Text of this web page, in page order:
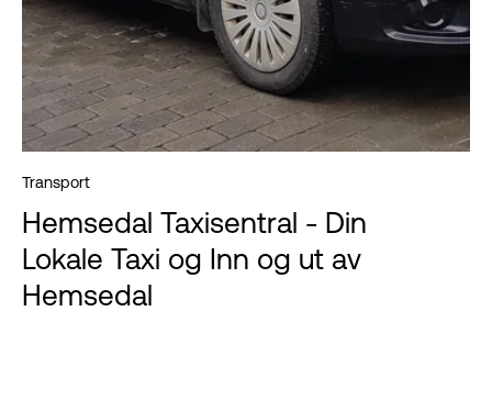
Transport
Hemsedal Taxisentral - Din
Lokale Taxi og Inn og ut av
Hemsedal